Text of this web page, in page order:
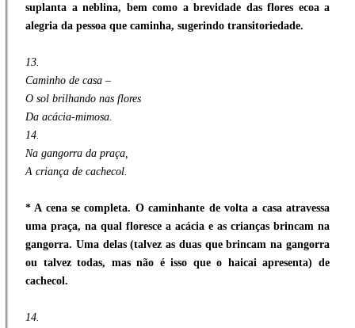
suplanta a neblina, bem como a brevidade das flores ecoa a
alegria da pessoa que caminha, sugerindo transitoriedade.
13.
Caminho de casa –
O sol brilhando nas flores
Da acácia-mimosa.
14.
Na gangorra da praça,
A criança de cachecol.
* A cena se completa. O caminhante de volta a casa atravessa
uma praça, na qual floresce a acácia e as crianças brincam na
gangorra. Uma delas (talvez as duas que brincam na gangorra
ou talvez todas, mas não é isso que o haicai apresenta) de
cachecol.
14.